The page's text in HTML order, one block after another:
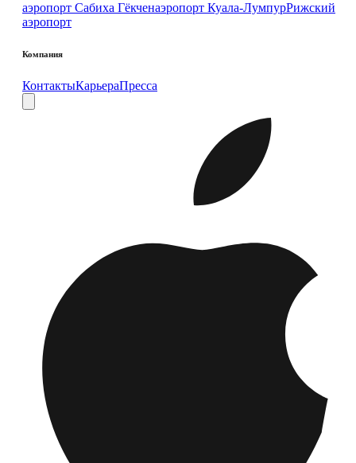
аэропорт Сабиха Гёкченаэропорт Куала-ЛумпурРижский
аэропорт
Компания
КонтактыКарьераПресса